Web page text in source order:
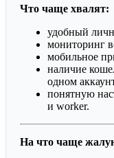
Что чаще хвалят:
удобный
мониторинг
мобильное
наличие
одном
понятную
и worker.
На что чаще